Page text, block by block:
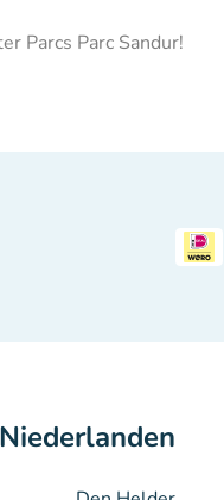
Parcs Parc Sandur!